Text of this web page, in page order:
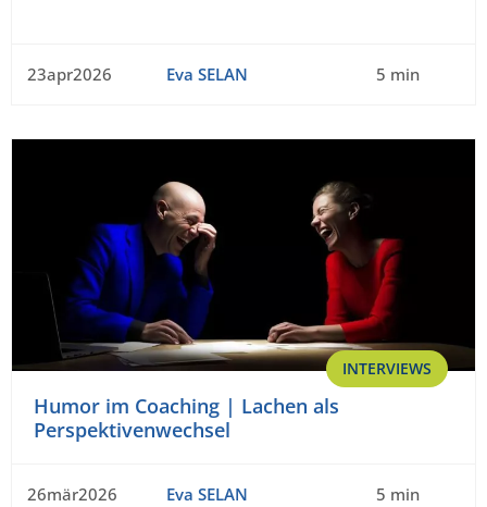
23apr2026 Eva SELAN 5 min
INTERVIEWS
Humor im Coaching | Lachen als
Perspektivenwechsel
26mär2026 Eva SELAN 5 min